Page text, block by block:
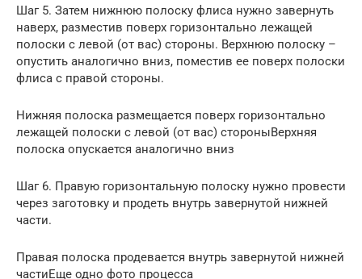
Шаг 5. Затем нижнюю полоску флиса нужно завернуть
наверх, разместив поверх горизонтально лежащей
полоски с левой (от вас) стороны. Верхнюю полоску –
опустить аналогично вниз, поместив ее поверх полоски
флиса с правой стороны.
Нижняя полоска размещается поверх горизонтально
лежащей полоски с левой (от вас) стороныВерхняя
полоска опускается аналогично вниз
Шаг 6. Правую горизонтальную полоску нужно провести
через заготовку и продеть внутрь завернутой нижней
части.
Правая полоска продевается внутрь завернутой нижней
частиЕще одно фото процесса